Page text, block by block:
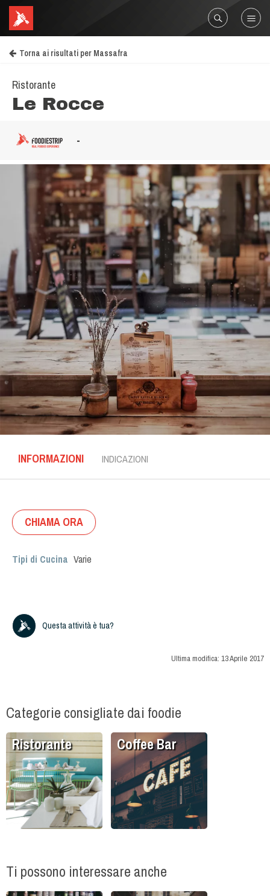
Torna ai risultati per Massafra
Ristorante
Le Rocce
-
INFORMAZIONI INDICAZIONI
CHIAMA ORA
Tipi di Cucina Varie
Questa attività è tua?
Ultima modifica: 13 Aprile 2017
Categorie consigliate dai foodie
Ristorante Coffee Bar
Ti possono interessare anche